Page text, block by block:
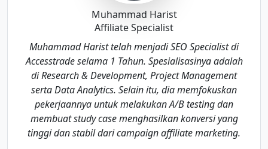
Muhammad Harist
Affiliate Specialist
Muhammad Harist telah menjadi SEO Specialist di
Accesstrade selama 1 Tahun. Spesialisasinya adalah
di Research & Development, Project Management
serta Data Analytics. Selain itu, dia memfokuskan
pekerjaannya untuk melakukan A/B testing dan
membuat study case menghasilkan konversi yang
tinggi dan stabil dari campaign affiliate marketing.